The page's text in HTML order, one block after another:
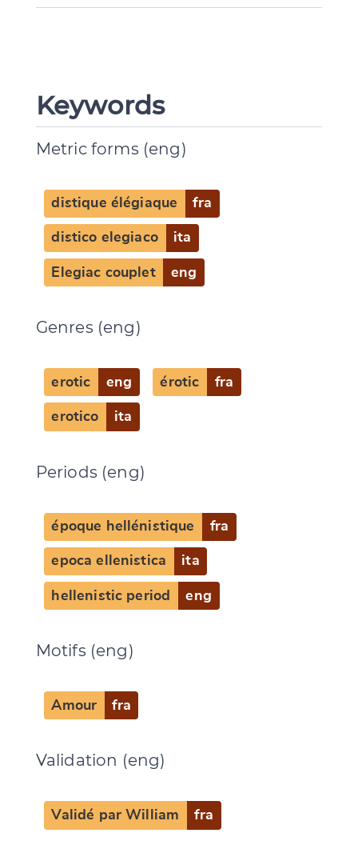
Keywords
Metric forms (eng)
distique élégiaque fra
distico elegiaco ita
Elegiac couplet eng
Genres (eng)
erotic eng érotic fra
erotico ita
Periods (eng)
époque hellénistique fra
epoca ellenistica ita
hellenistic period eng
Motifs (eng)
Amour fra
Validation (eng)
Validé par William fra